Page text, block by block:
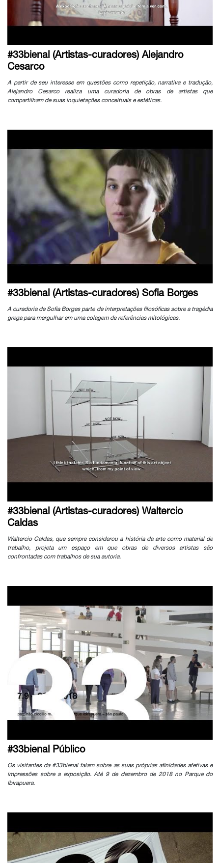
#33bienal (Artistas-curadores) Alejandro
Cesarco
A partir de seu interesse em questões como repetição, narrativa e tradução,
Alejandro Cesarco realiza uma curadoria de obras de artistas que
compartilham de suas inquietações conceituais e estéticas.
#33bienal (Artistas-curadores) Sofia Borges
A curadoria de Sofia Borges parte de interpretações filosóficas sobre a tragédia
grega para mergulhar em uma colagem de referências mitológicas.
#33bienal (Artistas-curadores) Waltercio
Caldas
Waltercio Caldas, que sempre considerou a história da arte como material de
trabalho, projeta um espaço em que obras de diversos artistas são
confrontadas com trabalhos de sua autoria.
#33bienal Público
Os visitantes da #33bienal falam sobre as suas próprias afinidades afetivas e
impressões sobre a exposição. Até 9 de dezembro de 2018 no Parque do
Ibirapuera.